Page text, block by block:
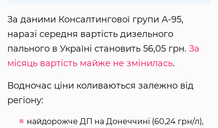
За даними Консалтингової групи А-95,
наразі середня вартість дизельного
пального в Україні становить 56,05 грн. За
місяць вартість майже не змінилась.
Водночас ціни коливаються залежно від
регіону:
найдорожче ДП на Донеччині (60,24 грн/л),